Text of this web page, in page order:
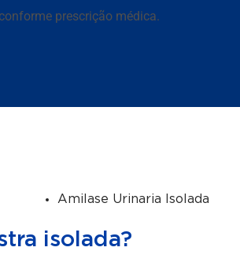
prescrição médica.
Amilase Urinaria Isolada
isolada?